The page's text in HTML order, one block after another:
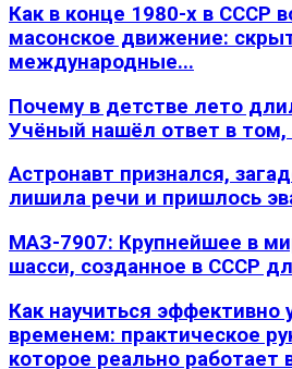
Как в конце 1980-х в СССР
масонское движение:
международные...
Почему в детстве лето
Учёный нашёл ответ в том,
Астронавт признался,
лишила речи и пришлось
МАЗ-7907: Крупнейшее в
шасси, созданное в СССР
Как научиться эффективно
временем: практическое
которое реально работает